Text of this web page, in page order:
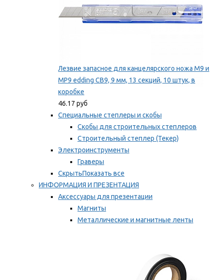
Лезвие запасное для канцелярского ножа M9 и
MP9 edding CB9, 9 мм, 13 секций, 10 штук, в
коробке
46.17 руб
Специальные степлеры и скобы
Скобы для строительных степлеров
Строительный степлер (Текер)
Электроинструменты
Граверы
СкрытьПоказать все
ИНФОРМАЦИЯ И ПРЕЗЕНТАЦИЯ
Аксессуары для презентации
Магниты
Металлические и магнитные ленты